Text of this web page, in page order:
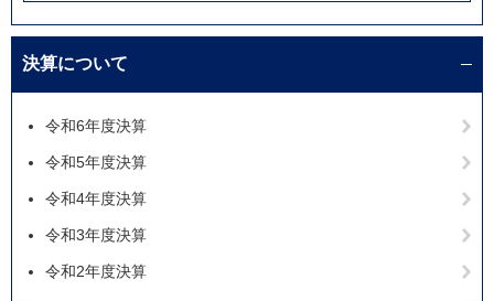
決算について
令和6年度決算
令和5年度決算
令和4年度決算
令和3年度決算
令和2年度決算